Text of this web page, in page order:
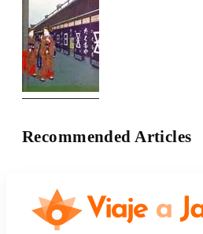
Recommended Articles